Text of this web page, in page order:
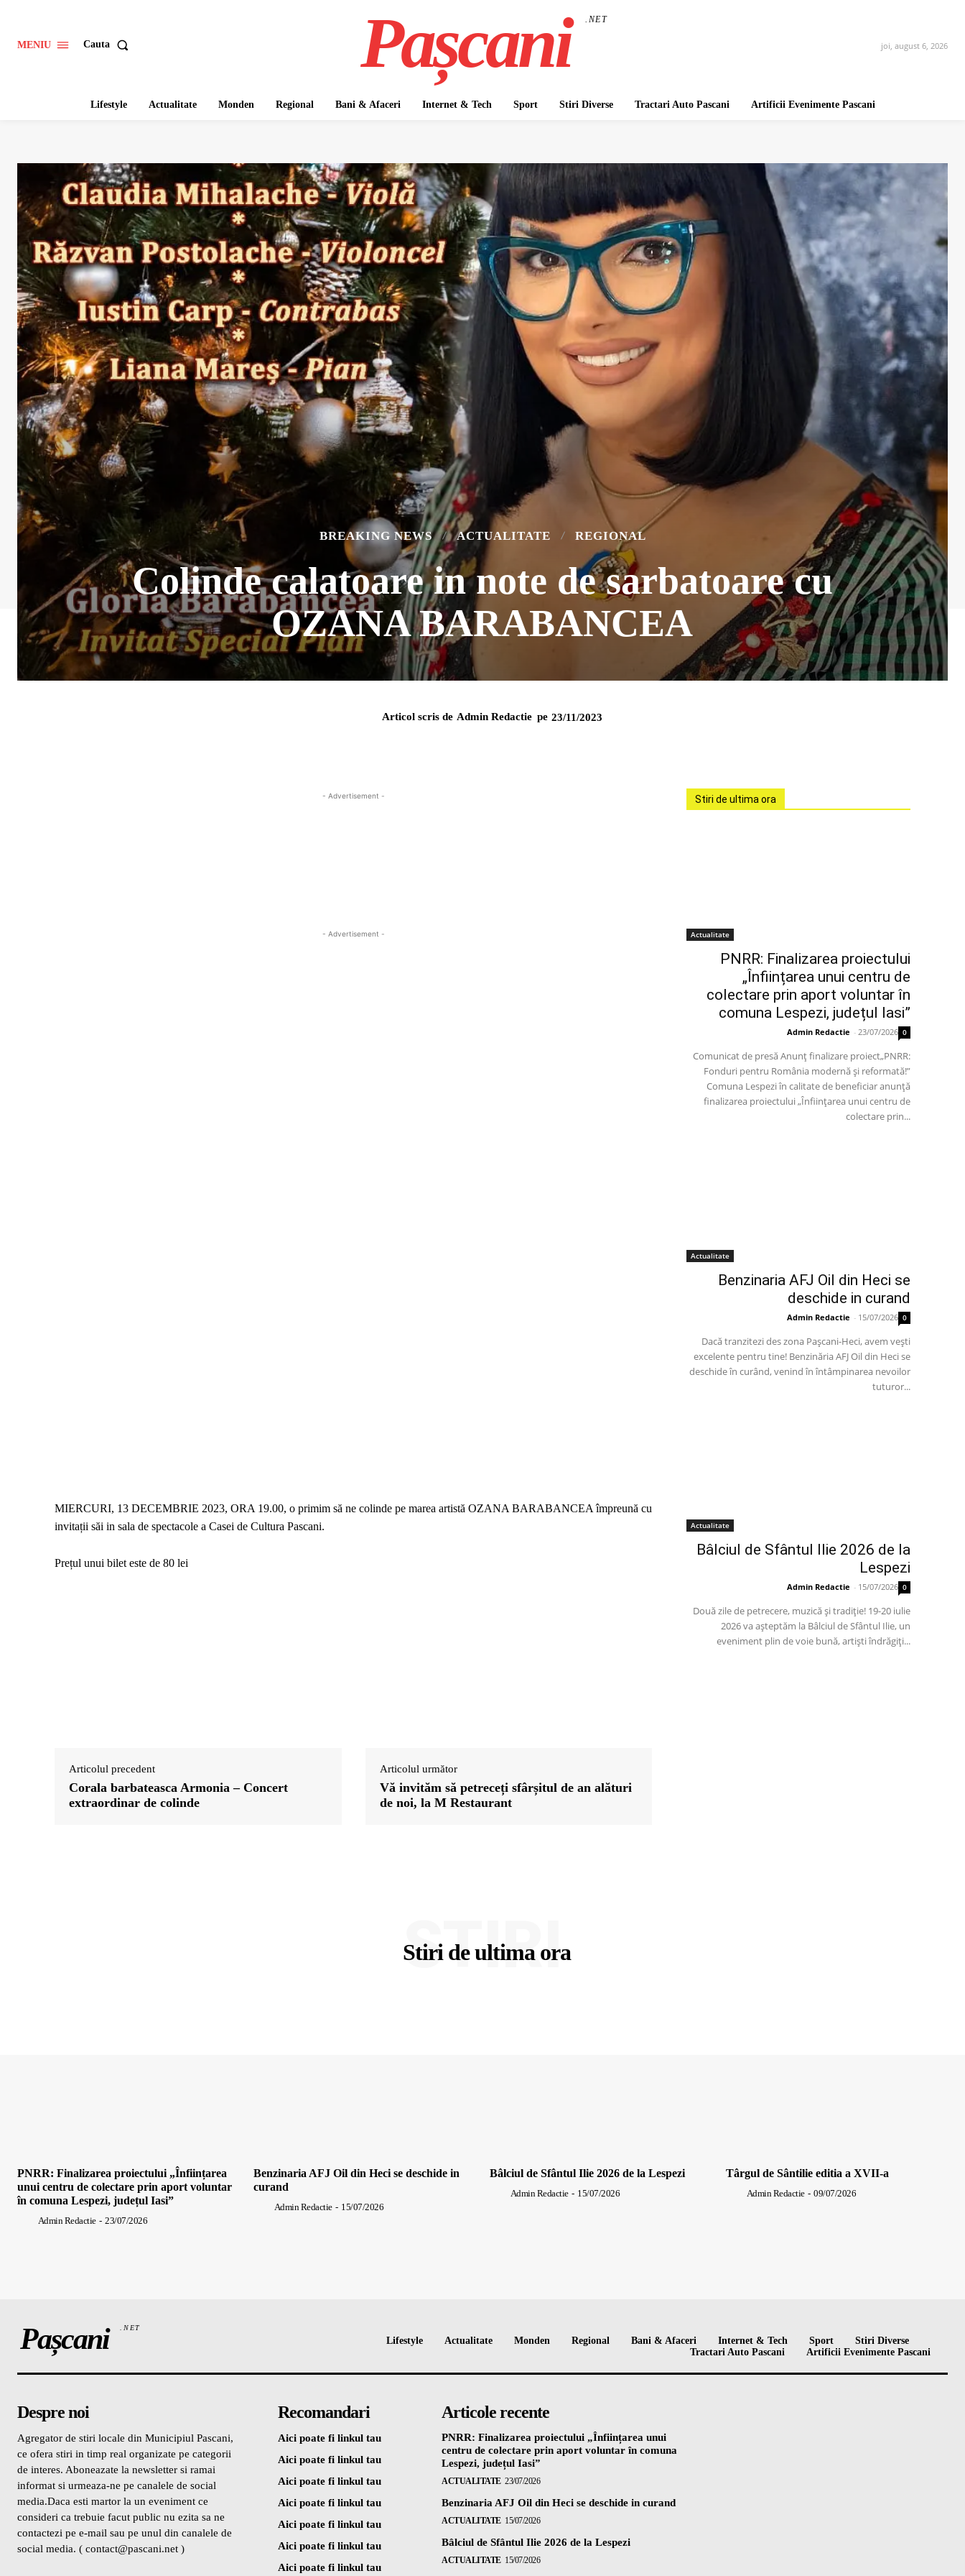
MENIU Cauta Pașcani .NET
joi, august 6, 2026
Lifestyle Actualitate Monden Regional Bani & Afaceri Internet & Tech Sport Stiri Diverse Tractari Auto Pascani Artificii Evenimente Pascani
BREAKING NEWS ACTUALITATE REGIONAL
Colinde calatoare in note de sarbatoare cu
OZANA BARABANCEA
Articol scris de Admin Redactie pe 23/11/2023
- Advertisement -
- Advertisement -
MIERCURI, 13 DECEMBRIE 2023, ORA 19.00, o primim să ne colinde pe marea artistă OZANA BARABANCEA împreună cu
invitații săi in sala de spectacole a Casei de Cultura Pascani.
Prețul unui bilet este de 80 lei
Articolul precedent
Corala barbateasca Armonia – Concert
extraordinar de colinde
Articolul următor
Vă invităm să petreceți sfârșitul de an alături
de noi, la M Restaurant
Stiri de ultima ora
Actualitate
PNRR: Finalizarea proiectului
„Înființarea unui centru de
colectare prin aport voluntar în
comuna Lespezi, județul Iasi”
Admin Redactie - 23/07/2026 0
Comunicat de presă Anunț finalizare proiect„PNRR:
Fonduri pentru România modernă și reformată!”
Comuna Lespezi în calitate de beneficiar anunță
finalizarea proiectului „Înființarea unui centru de
colectare prin...
Actualitate
Benzinaria AFJ Oil din Heci se
deschide in curand
Admin Redactie - 15/07/2026 0
Dacă tranzitezi des zona Pașcani-Heci, avem vești
excelente pentru tine! Benzinăria AFJ Oil din Heci se
deschide în curând, venind în întâmpinarea nevoilor
tuturor...
Actualitate
Bâlciul de Sfântul Ilie 2026 de la
Lespezi
Admin Redactie - 15/07/2026 0
Două zile de petrecere, muzică și tradiție! 19-20 iulie
2026 va așteptăm la Bâlciul de Sfântul Ilie, un
eveniment plin de voie bună, artiști îndrăgiți...
Stiri de ultima ora
STIRI
PNRR: Finalizarea proiectului „Înființarea
unui centru de colectare prin aport voluntar
în comuna Lespezi, județul Iasi”
Admin Redactie - 23/07/2026
Benzinaria AFJ Oil din Heci se deschide in
curand
Admin Redactie - 15/07/2026
Bâlciul de Sfântul Ilie 2026 de la Lespezi
Admin Redactie - 15/07/2026
Târgul de Sântilie editia a XVII-a
Admin Redactie - 09/07/2026
Pașcani .NET
Lifestyle Actualitate Monden Regional Bani & Afaceri Internet & Tech Sport
Stiri Diverse
Tractari Auto Pascani
Artificii Evenimente Pascani
Despre noi
Agregator de stiri locale din Municipiul Pascani,
ce ofera stiri in timp real organizate pe categorii
de interes. Aboneazate la newsletter si ramai
informat si urmeaza-ne pe canalele de social
media.Daca esti martor la un eveniment ce
consideri ca trebuie facut public nu ezita sa ne
contactezi pe e-mail sau pe unul din canalele de
social media. ( contact@pascani.net )
Recomandari
Aici poate fi linkul tau
Aici poate fi linkul tau
Aici poate fi linkul tau
Aici poate fi linkul tau
Aici poate fi linkul tau
Aici poate fi linkul tau
Aici poate fi linkul tau
Articole recente
PNRR: Finalizarea proiectului „Înființarea unui
centru de colectare prin aport voluntar în comuna
Lespezi, județul Iasi”
ACTUALITATE 23/07/2026
Benzinaria AFJ Oil din Heci se deschide in curand
ACTUALITATE 15/07/2026
Bâlciul de Sfântul Ilie 2026 de la Lespezi
ACTUALITATE 15/07/2026